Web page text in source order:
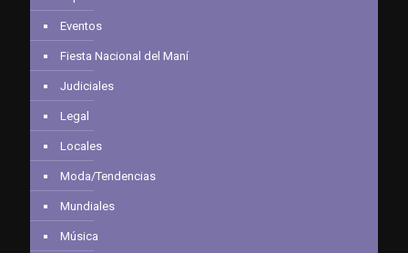
Eventos
Fiesta Nacional del Maní
Judiciales
Legal
Locales
Moda/Tendencias
Mundiales
Música